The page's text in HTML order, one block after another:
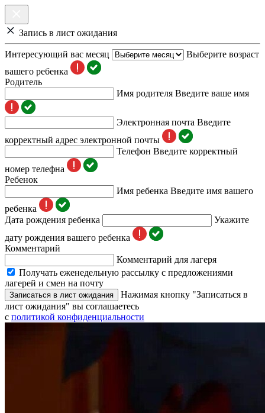
Запись в лист ожидания
Интересующий вас месяц
Выберите возраст
вашего ребенка
Родитель
Имя родителя Введите ваше имя
Электронная почта Введите
корректный адрес электронной почты
Телефон Введите корректный
номер телефна
Ребенок
Имя ребенка Введите имя вашего
ребенка
Дата рождения ребенка
Укажите
дату рождения вашего ребенка
Комментарий
Комментарий для лагеря
Получать еженедельную рассылку с предложениями
лагерей и смен на почту
Записаться в лист ожидания
Нажимая кнопку "Записаться в
лист ожидания" вы соглашаетесь
с политикой конфиденциальности